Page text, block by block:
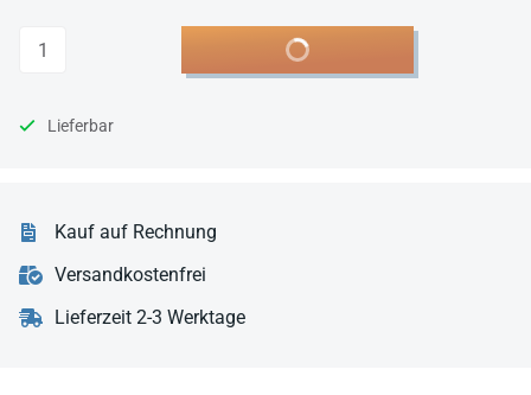
Anzahl In den Warenkorb
Lieferbar
Kauf auf Rechnung
Versandkostenfrei
Lieferzeit 2-3 Werktage